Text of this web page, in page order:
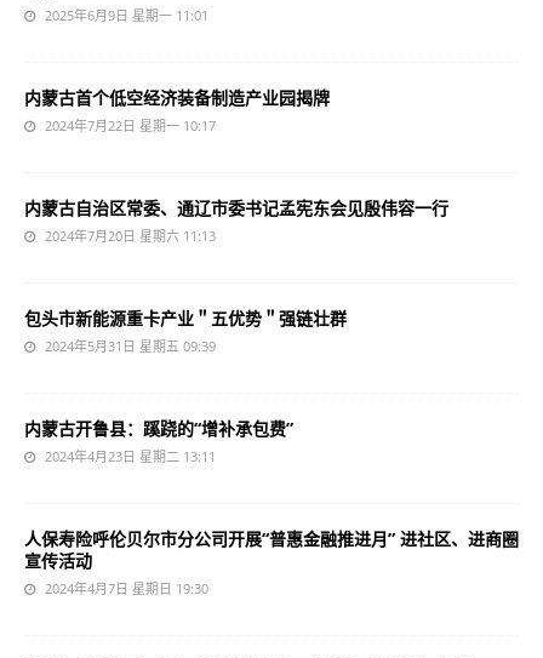
2025年6月9日 星期一 11:01
内蒙古首个低空经济装备制造产业园揭牌
2024年7月22日 星期一 10:17
内蒙古自治区常委、通辽市委书记孟宪东会见殷伟容一行
2024年7月20日 星期六 11:13
包头市新能源重卡产业＂五优势＂强链壮群
2024年5月31日 星期五 09:39
内蒙古开鲁县：蹊跷的“增补承包费”
2024年4月23日 星期二 13:11
人保寿险呼伦贝尔市分公司开展“普惠金融推进月” 进社区、进商圈
宣传活动
2024年4月7日 星期日 19:30